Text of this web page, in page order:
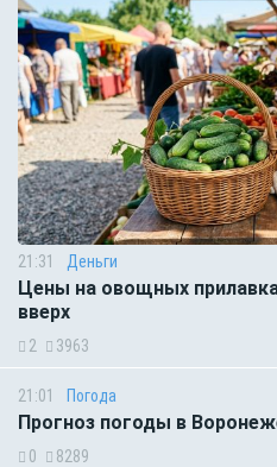
21:31 Деньги
Цены на овощных
вверх
2 3963
21:01 Погода
Прогноз погоды в
0 8289